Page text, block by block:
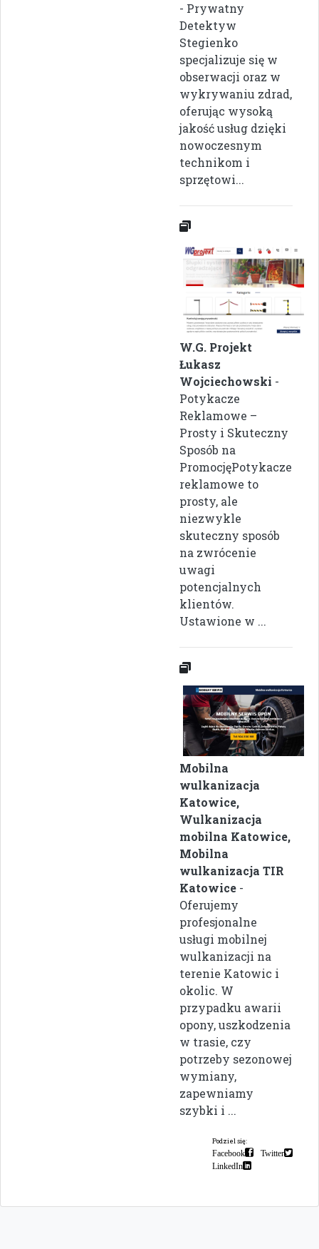
- Prywatny
Detektyw
Stegienko
specjalizuje się w
obserwacji oraz w
wykrywaniu zdrad,
oferując wysoką
jakość usług dzięki
nowoczesnym
technikom i
sprzętowi...
W.G. Projekt
Łukasz
Wojciechowski -
Potykacze
Reklamowe –
Prosty i Skuteczny
Sposób na
PromocjęPotykacze
reklamowe to
prosty, ale
niezwykle
skuteczny sposób
na zwrócenie
uwagi
potencjalnych
klientów.
Ustawione w ...
Mobilna
wulkanizacja
Katowice,
Wulkanizacja
mobilna Katowice,
Mobilna
wulkanizacja TIR
Katowice -
Oferujemy
profesjonalne
usługi mobilnej
wulkanizacji na
terenie Katowic i
okolic. W
przypadku awarii
opony, uszkodzenia
w trasie, czy
potrzeby sezonowej
wymiany,
zapewniamy
szybki i ...
Podziel się:
Facebook
Twitter
LinkedIn